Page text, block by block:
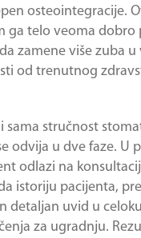
osteointegracije.
ga telo veoma
zamene više zuba
od trenutnog
sama stručnost
odvija u dve faze.
odlazi na
istoriju pacijenta,
detaljan uvid u
za ugradnju.